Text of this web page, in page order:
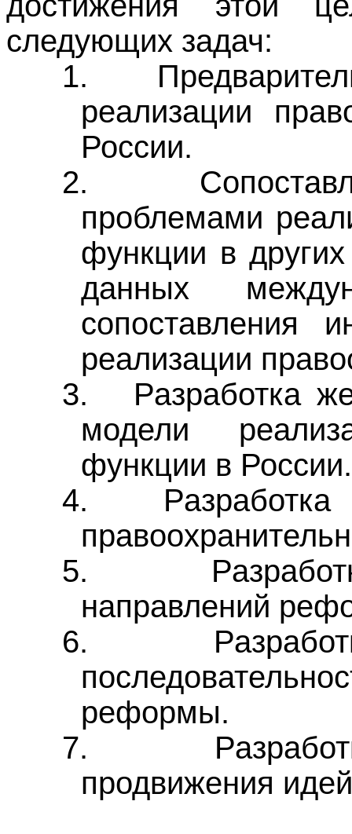
следующих задач:
1.
реализации
России.
2.
проблемами
функции в
данных
сопоставления
реализации
3.
Разработка
модели
функции в России.
4.
5.
направлений
6.
реформы.
7.
продвижения